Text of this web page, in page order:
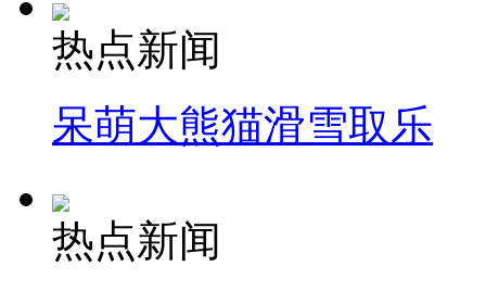
热点新闻
呆萌大熊猫滑雪取乐
热点新闻